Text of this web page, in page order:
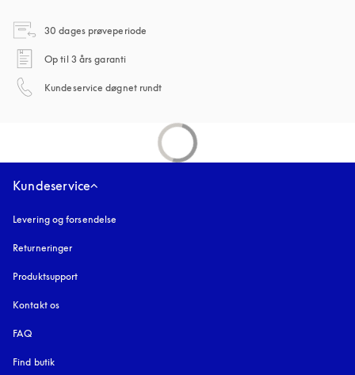
30 dages prøveperiode
Op til 3 års garanti
Kundeservice døgnet rundt
Kundeservice
Levering og forsendelse
Returneringer
Produktsupport
Kontakt os
FAQ
Find butik